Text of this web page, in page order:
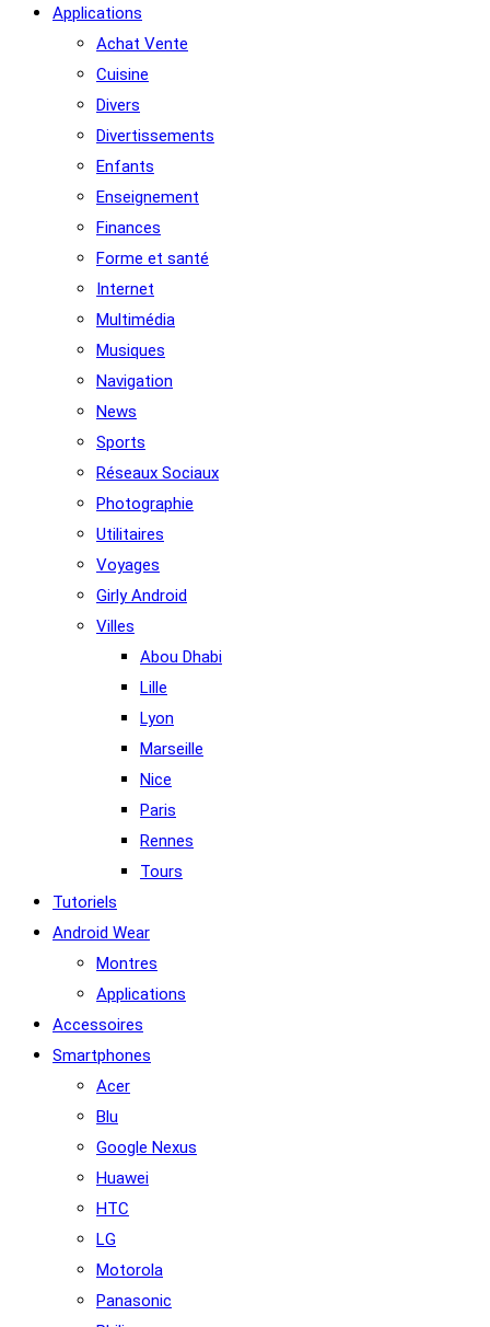
Applications
Achat Vente
Cuisine
Divers
Divertissements
Enfants
Enseignement
Finances
Forme et santé
Internet
Multimédia
Musiques
Navigation
News
Sports
Réseaux Sociaux
Photographie
Utilitaires
Voyages
Girly Android
Villes
Abou Dhabi
Lille
Lyon
Marseille
Nice
Paris
Rennes
Tours
Tutoriels
Android Wear
Montres
Applications
Accessoires
Smartphones
Acer
Blu
Google Nexus
Huawei
HTC
LG
Motorola
Panasonic